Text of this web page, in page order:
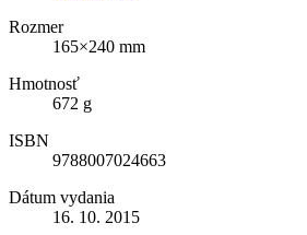
Rozmer
165×240 mm
Hmotnosť
672 g
ISBN
9788007024663
Dátum vydania
16. 10. 2015